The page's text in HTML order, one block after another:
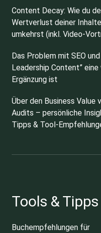
Content Decay: Wie du
Wertverlust deiner
umkehrst (inkl. Video-
Das Problem mit SEO
Leadership Content”
Ergänzung ist
Über den Business Value
Audits – persönliche
Tipps & Tool-
Tools & Tipps
Buchempfehlungen für